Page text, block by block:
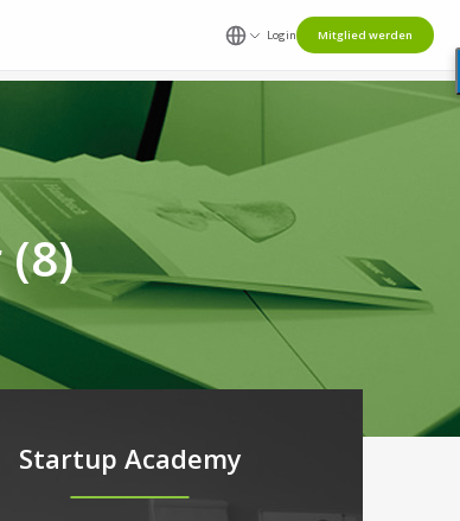
Login Mitglied werden
Startup Academy